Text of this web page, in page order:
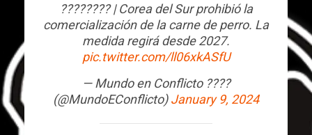
???????? | Corea del Sur prohibió la
comercialización de la carne de perro. La
medida regirá desde 2027.
pic.twitter.com/ll06xkASfU
— Mundo en Conflicto ????
(@MundoEConflicto)January 9, 2024